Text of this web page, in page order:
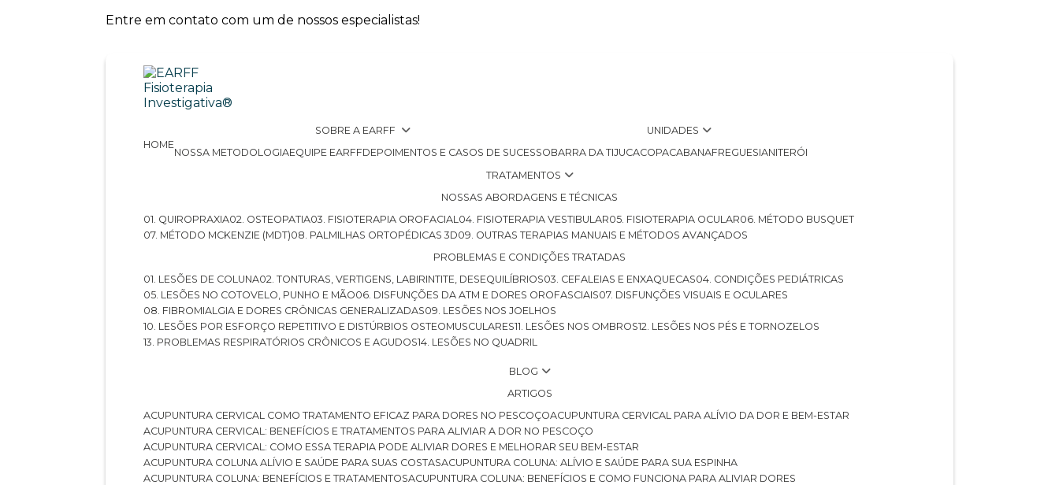
Entre em contato com um de nossos especialistas!
HOME
SOBRE A EARFF
NOSSA METODOLOGIA EQUIPE EARFF DEPOIMENTOS E CASOS DE SUCESSO
UNIDADES
BARRA DA TIJUCA
COPACABANA FREGUESIA
NITERÓI
TRATAMENTOS
NOSSAS ABORDAGENS E TÉCNICAS
01. QUIROPRAXIA
02. OSTEOPATIA 03. FISIOTERAPIA OROFACIAL 04. FISIOTERAPIA VESTIBULAR 05. FISIOTERAPIA OCULAR
06. MÉTODO BUSQUET
07. MÉTODO MCKENZIE (MDT)
08. PALMILHAS ORTOPÉDICAS 3D
09. OUTRAS TERAPIAS MANUAIS E MÉTODOS AVANÇADOS
PROBLEMAS E CONDIÇÕES TRATADAS
01. LESÕES DE COLUNA
02. TONTURAS, VERTIGENS, LABIRINTITE, DESEQUILÍBRIOS 03. CEFALEIAS E ENXAQUECAS
04. CONDIÇÕES PEDIÁTRICAS
05. LESÕES NO COTOVELO, PUNHO E MÃO
06. DISFUNÇÕES DA ATM E DORES OROFASCIAIS
07. DISFUNÇÕES VISUAIS E OCULARES
08. FIBROMIALGIA E DORES CRÔNICAS GENERALIZADAS
09. LESÕES NOS JOELHOS
10. LESÕES POR ESFORÇO REPETITIVO E DISTÚRBIOS OSTEOMUSCULARES 11. LESÕES NOS OMBROS 12. LESÕES NOS PÉS E TORNOZELOS
13. PROBLEMAS RESPIRATÓRIOS CRÔNICOS E AGUDOS 14. LESÕES NO QUADRIL
BLOG
ARTIGOS
ACUPUNTURA CERVICAL COMO TRATAMENTO EFICAZ PARA DORES NO PESCOÇO
ACUPUNTURA CERVICAL PARA ALÍVIO DA DOR E BEM-ESTAR
ACUPUNTURA CERVICAL: BENEFÍCIOS E TRATAMENTOS PARA ALIVIAR A DOR NO PESCOÇO
ACUPUNTURA CERVICAL: COMO ESSA TERAPIA PODE ALIVIAR DORES E MELHORAR SEU BEM-ESTAR
ACUPUNTURA COLUNA ALÍVIO E SAÚDE PARA SUAS COSTAS
ACUPUNTURA COLUNA: ALÍVIO E SAÚDE PARA SUA ESPINHA
ACUPUNTURA COLUNA: BENEFÍCIOS E TRATAMENTOS
ACUPUNTURA COLUNA: BENEFÍCIOS E COMO FUNCIONA PARA ALIVIAR DORES